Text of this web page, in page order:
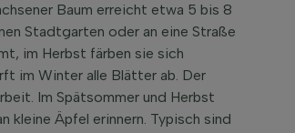
Baum erreicht etwa 5 bis 8
Stadtgarten oder an eine Straße
im Herbst färben sie sich
im Winter alle Blätter ab. Der
Im Spätsommer und Herbst
Äpfel erinnern. Typisch sind